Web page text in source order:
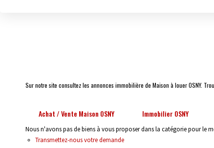
Sur notre site consultez les annonces immobilière de Maison à louer OSNY.
Achat / Vente Maison OSNY Immobilier OSNY
Nous n'avons pas de biens à vous proposer dans la catégorie pour le
Transmettez-nous votre demande